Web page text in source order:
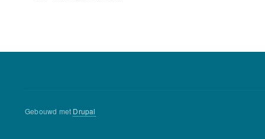
Gebouwd met Drupal